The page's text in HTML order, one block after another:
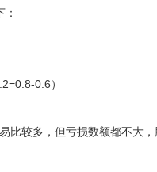
0.6）
比较多，但亏损数额都不大